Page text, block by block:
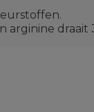
draait